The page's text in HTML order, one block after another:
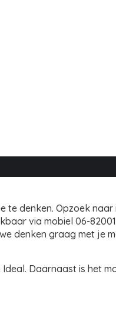
te denken. Opzoek
via mobiel 06-
denken graag met je
Daarnaast is het